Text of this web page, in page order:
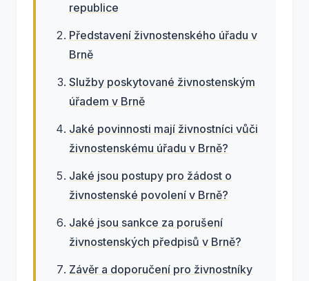
republice
Představení živnostenského úřadu v
Brně
Služby poskytované živnostenským
úřadem v Brně
Jaké povinnosti mají živnostníci vůči
živnostenskému úřadu v Brně?
Jaké jsou postupy pro žádost o
živnostenské povolení v Brně?
Jaké jsou sankce za porušení
živnostenských předpisů v Brně?
Závěr a doporučení pro živnostníky